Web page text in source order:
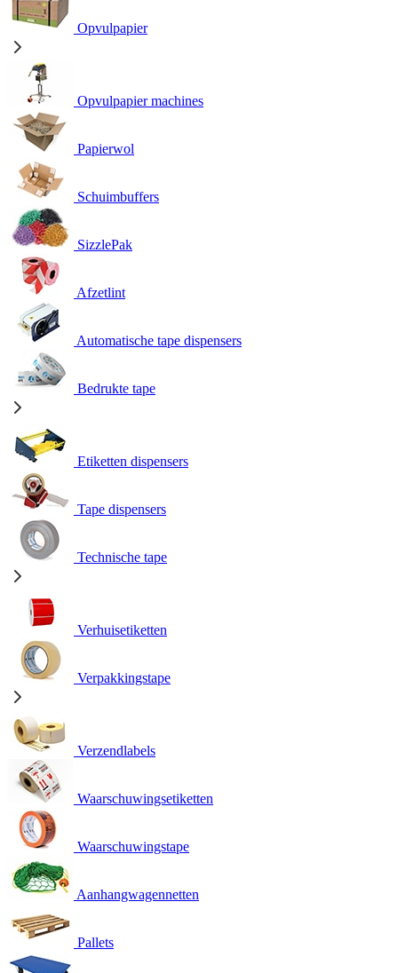
Opvulpapier
Opvulpapier machines
Papierwol
Schuimbuffers
SizzlePak
Afzetlint
Automatische tape dispensers
Bedrukte tape
Etiketten dispensers
Tape dispensers
Technische tape
Verhuisetiketten
Verpakkingstape
Verzendlabels
Waarschuwingsetiketten
Waarschuwingstape
Aanhangwagennetten
Pallets